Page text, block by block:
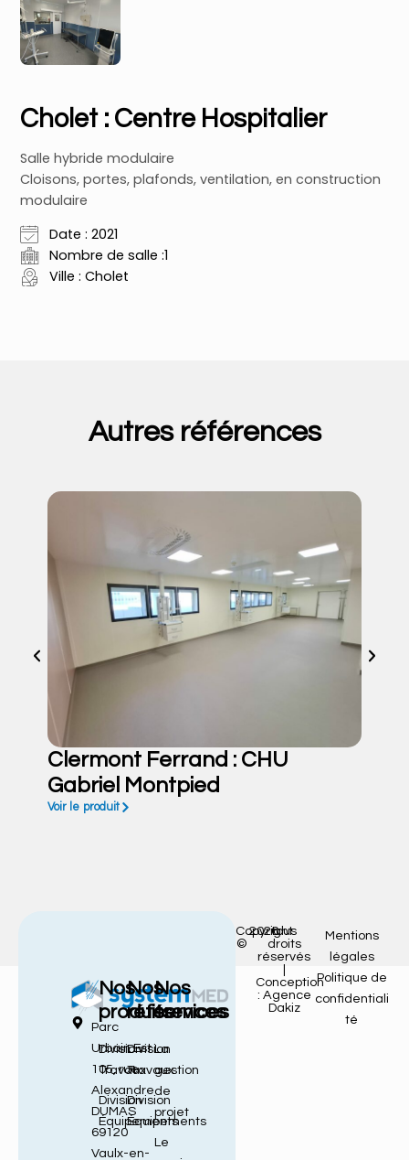
Cholet : Centre Hospitalier
Salle hybride modulaire
Cloisons, portes, plafonds, ventilation, en construction
modulaire
Date : 2021
Nombre de salle :1
Ville : Cholet
Autres références
Clermont Ferrand : CHU
Gabriel Montpied
Voir le produit
Parc
Urbain Est
105, rue
Alexandre
DUMAS
69120
Vaulx-en-
Nos
produits
Division
Travaux
Division
Équipements
Nos
références
Division
Travaux
Division
Équipements
Nos
services
La
gestion
de
projet
Le
Copyright
©
2026tous
droits
réservés
|
Conception
: Agence
Dakiz
Mentions
légales
Politique de
confidentiali
té